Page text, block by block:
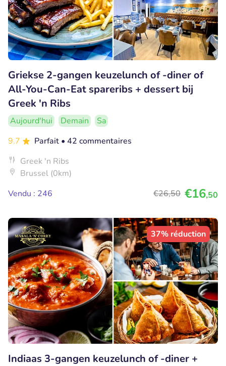
Griekse 2-gangen keuzelunch of -diner of
All-You-Can-Eat spareribs + dessert bij
Greek 'n Ribs
Aujourd'hui Demain
Sa
9.7
Parfait • 42 commentaires
Greek 'n Ribs
Brussel (0km)
Vendu : 246
€26,50 €16,50
37% réduction
Indiaas 3-gangen keuzelunch of -diner +